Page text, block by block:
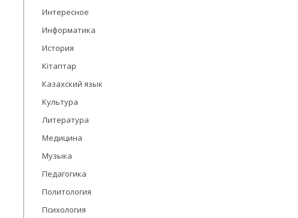
Интересное
Информатика
История
Кітаптар
Казахский язык
Культура
Литература
Медицина
Музыка
Педагогика
Политология
Психология